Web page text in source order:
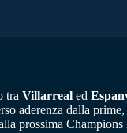
tra Villarreal ed
aderenza dalla
prossima Champions